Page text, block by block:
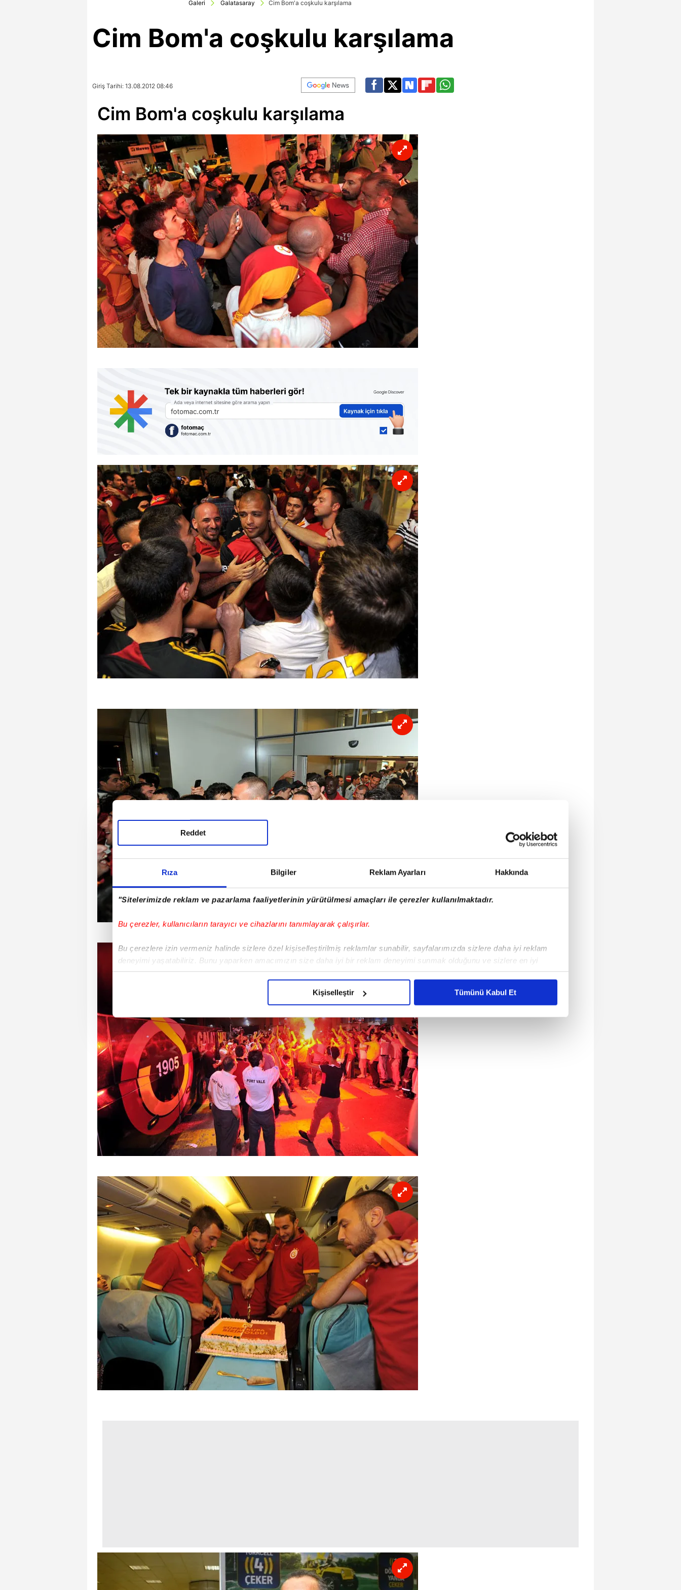
Rıza Bilgiler Reklam Ayarları Hakkında
"Sitelerimizde reklam ve pazarlama faaliyetlerinin yürütülmesi amaçları ile çerezler kullanılmaktadır.
Bu çerezler, kullanıcıların tarayıcı ve cihazlarını tanımlayarak çalışırlar.
Bu çerezlere izin vermeniz halinde sizlere özel kişiselleştirilmiş reklamlar sunabilir, sayfalarımızda sizlere daha iyi reklam
deneyimi yaşatabiliriz. Bunu yaparken amacımızın size daha iyi bir reklam deneyimi sunmak olduğunu ve sizlere en iyi
içerikleri sunabilmek adına elimizden gelen çabayı gösterdiğimizi ve bu noktada, reklamların maliyetlerimizi karşılamak
Sizlere daha iyi bir hizmet sunabilmek için İnternet Sitemizde kendimize ve üçüncü kişilere ait çerezler kullanılmaktadır. Bu
çerezler vasıtasıyla çeşitli kişisel verileriniz işlenmekte olup gerekli olan çerezler bilgi toplumu hizmetlerinin sunulması
amacıyla kullanılmaktadır. Diğer çerezler, sitemizin daha işlevsel kılınması ve kişiselleştirilmesi ve sizlere yönelik
reklam/pazarlama faaliyetlerinin yapılması, amaçlarıyla sınırlı olarak açık rızanız dahilinde kullanılacaktır.
Çerezlere ilişkin tercihlerinizi aşağıda yer alan panel vasıtasıyla belirleyebilirsiniz. Çerezlere ilişkin detaylı bilgi için Ayarlar
butonuna tıklayabilir,Çerez Bilgilendirme Metnimiziziyaret edebilirsiniz.
6698 sayılı Kişisel Verilerin Korunması Kanunu uyarınca hazırlanmış Aydınlatma Metnimizi okumak ve sitemizde ilgili
mevzuata uygun olarak kullanılan çerezlerle ilgili bilgi almak için lütfen
tıklayınız.
Reddet
Kişiselleştir Tümünü Kabul Et
Galeri Galatasaray Cim Bom'a coşkulu karşılama
Cim Bom'a coşkulu karşılama
Giriş Tarihi: 13.08.2012 08:46
Cim Bom'a coşkulu karşılama